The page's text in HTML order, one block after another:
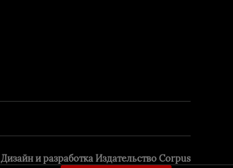
Дизайн и разрaботка Издательство Corpus